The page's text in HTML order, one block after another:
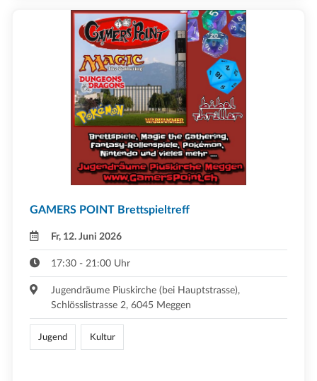
GAMERS POINT Brettspieltreff
Fr, 12. Juni 2026
17:30 - 21:00 Uhr
Jugendräume Piuskirche (bei Hauptstrasse),
Schlösslistrasse 2, 6045 Meggen
Jugend Kultur